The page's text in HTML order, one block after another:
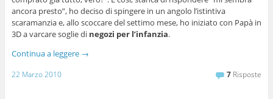
ancora presto”, ho deciso di spingere in un angolo l’istintiva
scaramanzia e, allo scoccare del settimo mese, ho iniziato con Papà in
3D a varcare soglie di negozi per l’infanzia.
Continua a leggere →
22 Marzo 2010 7 Risposte